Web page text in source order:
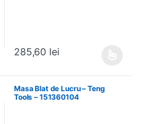
285,60 lei
Masa Blat de Lucru – Teng
Tools – 151360104